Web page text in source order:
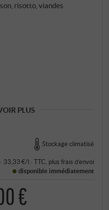
risotto, viandes
PLUS
Stockage climatisé
33,33 €/l · TTC , plus frais d’envoi
disponible immédiatement
€